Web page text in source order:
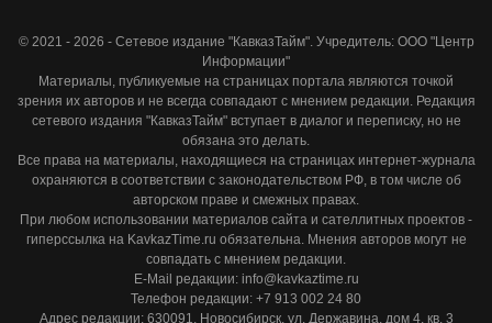
© 2021 - 2026 - Сетевое издание "КавказТайм". Учредитель: ООО "Центр
Информации"
Материалы, публикуемые на страницах портала являются точкой
зрения их авторов и не всегда совпадают с мнением редакции. Редакция
сетевого издания "КавказТайм" вступает в диалог и переписку, но не
обязана это делать.
Все права на материалы, находящиеся на страницах интернет-журнала
охраняются в соответствии с законодательством РФ, в том числе об
авторском праве и смежных правах.
При любом использовании материалов сайта и сателлитных проектов -
гиперссылка на KavkazTime.ru обязательна. Мнения авторов могут не
совпадать с мнением редакции.
E-Mail редакции: info@kavkaztime.ru
Телефон редакции: +7 913 002 24 80
Адрес редакции: 630091, Новосибирск, ул. Державина, дом 4, кв. 3